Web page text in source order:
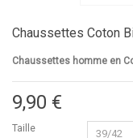
Chaussettes Coton
Chaussettes homme en
9,90 €
Taille